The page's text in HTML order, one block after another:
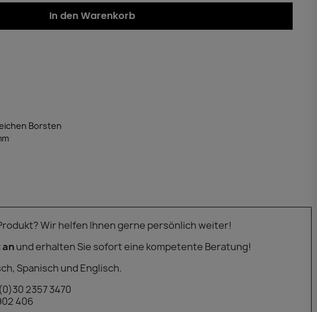
In den Warenkorb
Borsten
Wir helfen Ihnen gerne persönlich weiter!
anund erhalten Sie sofort eine kompetente Beratung!
Spanisch und Englisch.
2357 3470
406